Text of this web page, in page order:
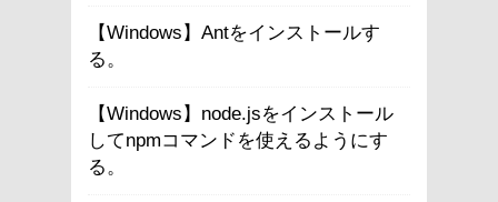
【Windows】Antをインストールす
る。
【Windows】node.jsをインストール
してnpmコマンドを使えるようにす
る。